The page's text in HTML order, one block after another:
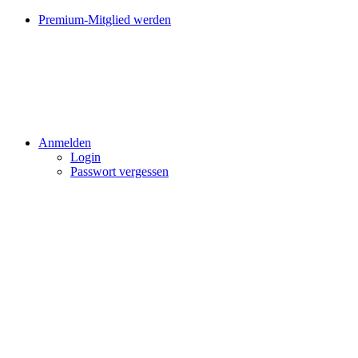
Premium-Mitglied werden
Anmelden
Login
Passwort vergessen